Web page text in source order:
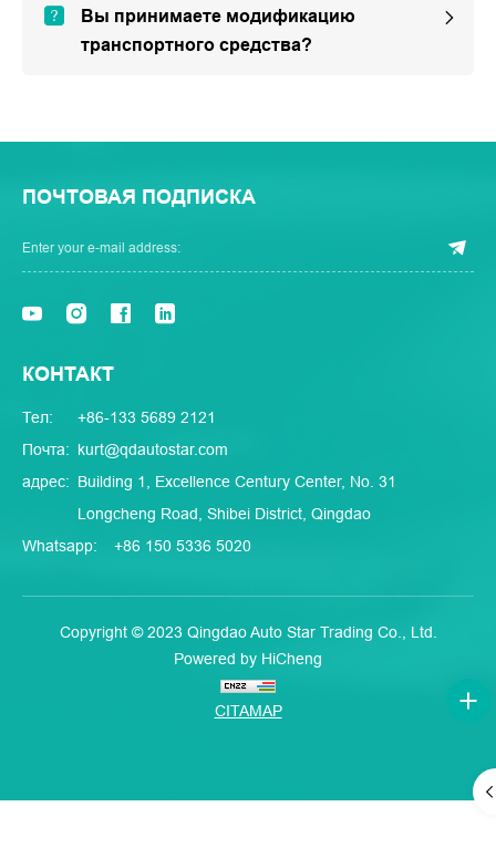
Вы принимаете модификацию
транспортного средства?
ПОЧТОВАЯ ПОДПИСКА
КОНТАКТ
Тел:
+86-133 5689 2121
Почта: kurt@qdautostar.com
адрес: Building 1, Excellence Century Center, No. 31
Longcheng Road, Shibei District, Qingdao
Whatsapp:
+86 150 5336 5020
Copyright © 2023 Qingdao Auto Star Trading Co., Ltd.
Powered by HiCheng
CITAMAP